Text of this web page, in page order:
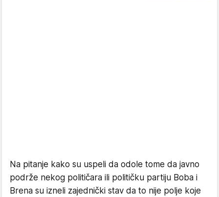
Na pitanje kako su uspeli da odole tome da javno
podrže nekog političara ili političku partiju Boba i
Brena su izneli zajednički stav da to nije polje koje